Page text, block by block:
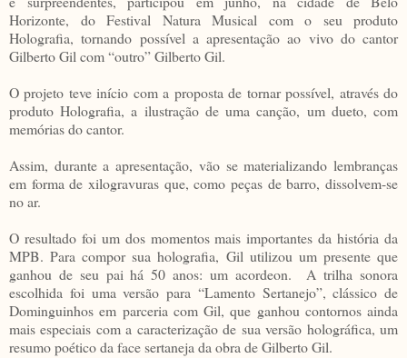
Horizonte, do Festival Natura Musical com o seu produto
Holografia, tornando possível a apresentação ao vivo do cantor
Gilberto Gil com “outro” Gilberto Gil.
O projeto teve início com a proposta de tornar possível, através do
produto Holografia, a ilustração de uma canção, um dueto, com
memórias do cantor.
Assim, durante a apresentação, vão se materializando lembranças
em forma de xilogravuras que, como peças de barro, dissolvem-se
no ar.
O resultado foi um dos momentos mais importantes da história da
MPB. Para compor sua holografia, Gil utilizou um presente que
ganhou de seu pai há 50 anos: um acordeon. A trilha sonora
escolhida foi uma versão para “Lamento Sertanejo”, clássico de
Dominguinhos em parceria com Gil, que ganhou contornos ainda
mais especiais com a caracterização de sua versão holográfica, um
resumo poético da face sertaneja da obra de Gilberto Gil.